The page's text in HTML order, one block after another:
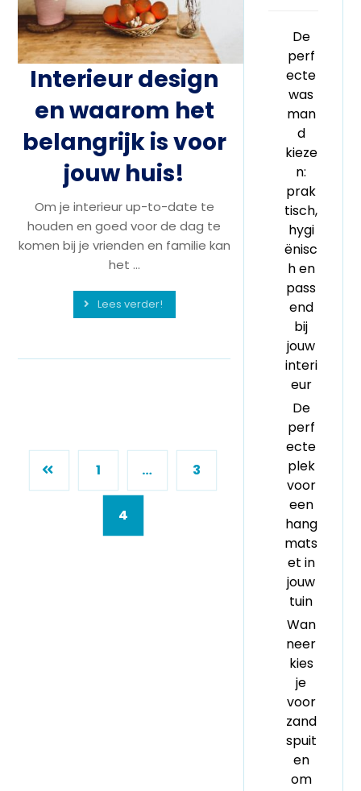
Interieur design
en waarom het
belangrijk is voor
jouw huis!
Om je interieur up-to-date te
houden en goed voor de dag te
komen bij je vrienden en familie kan
het ...
Lees verder!
1 … 3
4
De
perf
ecte
was
man
d
kieze
n:
prak
tisch,
hygi
ënisc
h en
pass
end
bij
jouw
interi
eur
De
perf
ecte
plek
voor
een
hang
mats
et in
jouw
tuin
Wan
neer
kies
je
voor
zand
spuit
en
om